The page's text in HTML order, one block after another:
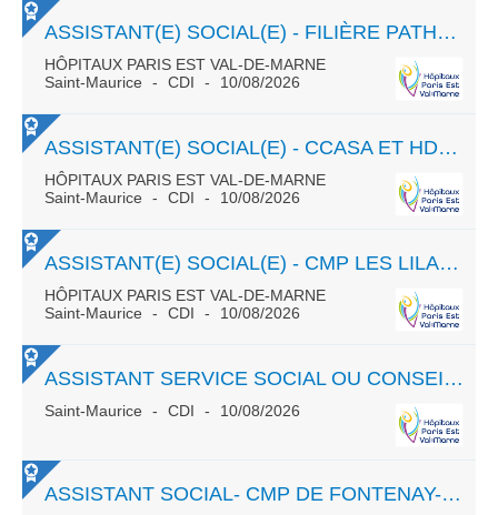
ASSISTANT(E) SOCIAL(E) - FILIÈRE PATHOLOGIES NEURO CONGÉNITALES - SMR ENFANT
HÔPITAUX PARIS EST VAL-DE-MARNE
Saint-Maurice
CDI 10/08/2026
ASSISTANT(E) SOCIAL(E) - CCASA ET HDJ - PÔLE DE PÉDOPSYCHIATRIE 94I02-CCASA
HÔPITAUX PARIS EST VAL-DE-MARNE
Saint-Maurice
CDI 10/08/2026
ASSISTANT(E) SOCIAL(E) - CMP LES LILAS ET UNITÉ FRIDA KAHLO - PÔLE PSYCHIATRIE 94G16
HÔPITAUX PARIS EST VAL-DE-MARNE
Saint-Maurice
CDI 10/08/2026
ASSISTANT SERVICE SOCIAL OU CONSEILLER SOCIAL ET FAMILIAL (H/F)
Saint-Maurice CDI 10/08/2026
ASSISTANT SOCIAL- CMP DE FONTENAY-SOUS-BOIS À TEMPS PLEIN (POSSIBILITÉ DE TEMPS PARTIEL)